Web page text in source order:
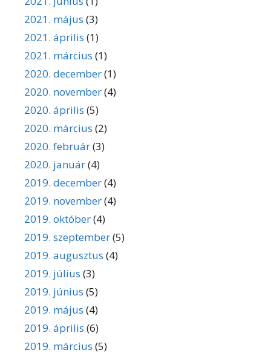
2021. május (3)
2021. április (1)
2021. március (1)
2020. december(1)
2020. november(4)
2020. április (5)
2020. március (2)
2020. február(3)
2020. január(4)
2019. december(4)
2019. november(4)
2019. október(4)
2019. szeptember(5)
2019. augusztus (4)
2019. július (3)
2019. június (5)
2019. május (4)
2019. április (6)
2019. március (5)